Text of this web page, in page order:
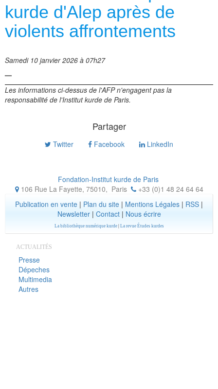
kurde d'Alep après de
violents affrontements
Samedi 10 janvier 2026 à 07h27
—
Les informations ci-dessus de l'AFP n'engagent pas la
responsabilité de l'Institut kurde de Paris.
Partager
Twitter Facebook LinkedIn
Fondation-Institut kurde de Paris
106 Rue La Fayette, 75010, Paris
+33 (0)1 48 24 64 64
Publication en vente | Plan du site | Mentions Légales | RSS |
Newsletter| Contact| Nous écrire
La bibliothèque numérique kurde| La revue Études kurdes
ACTUALITÉS
Presse
Dépeches
Multimedia
Autres